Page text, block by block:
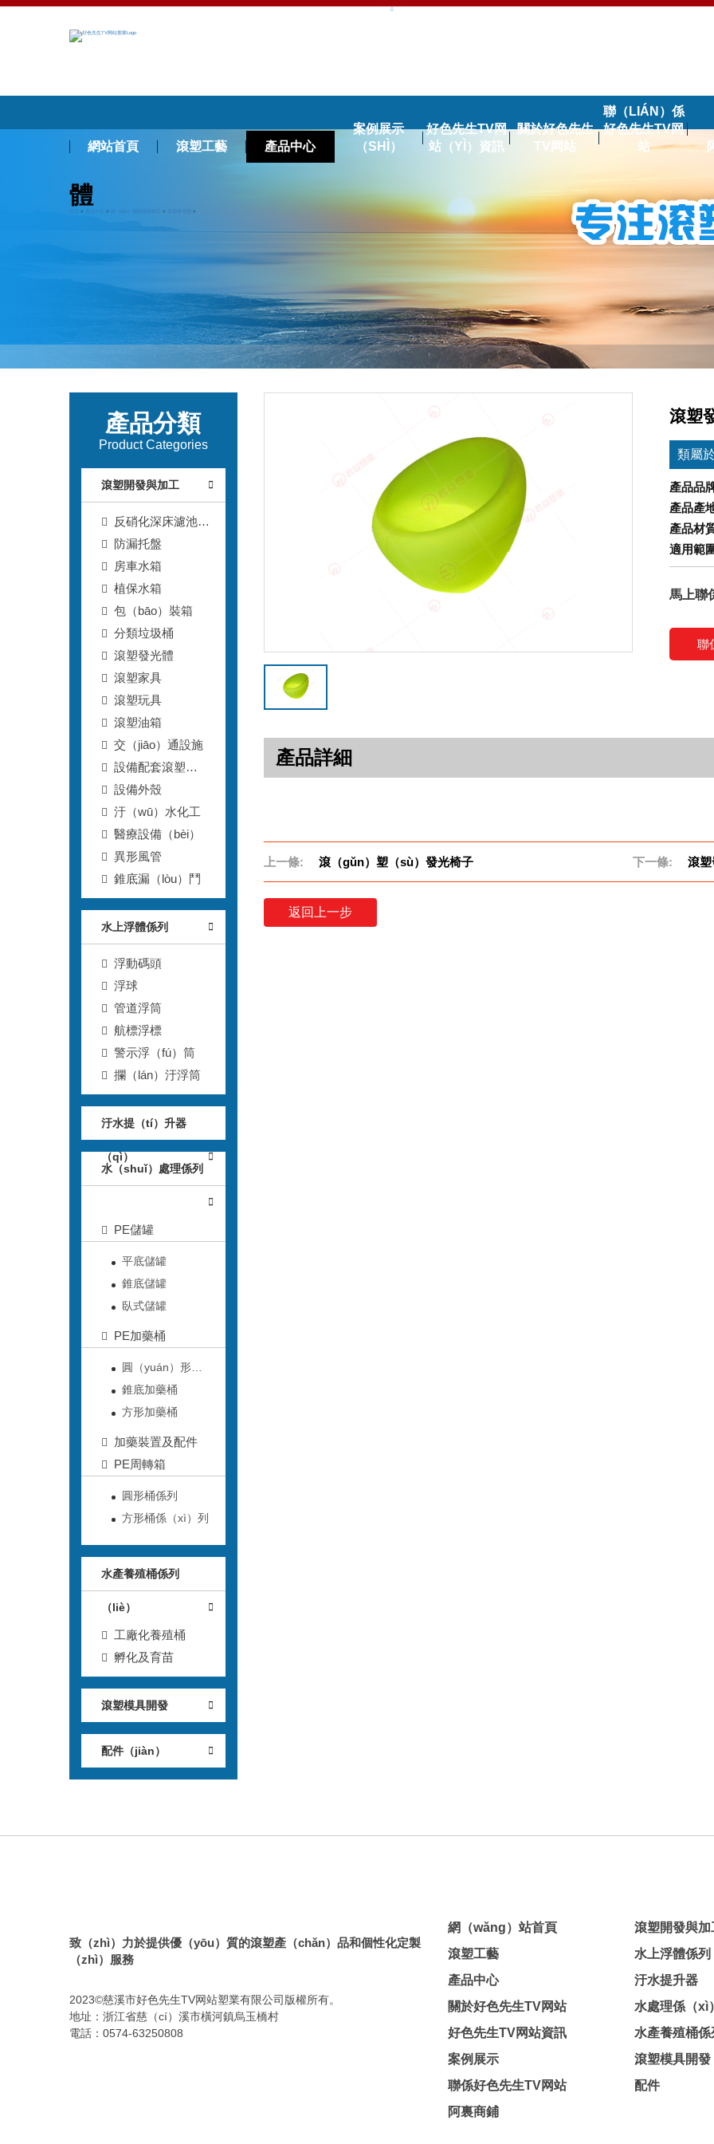
網站首頁 滾塑工藝 產品中心
案例展示
（SHÌ）
好色先生TV网
站（YÌ）資訊
關於好色先生
TV网站
聯（LIÁN）係
好色先生TV网
站
體
> > > >
產品分類
Product Categories
滾塑開發與加工
反硝化深床濾池T
型濾（lǜ）磚
防漏托盤
房車水箱
植保水箱
包（bāo）裝箱
分類垃圾桶
滾塑發光體
滾塑家具
滾塑玩具
滾塑油箱
交（jiāo）通設施
設備配套滾塑
（sù）箱（xiāng）
設備外殼
汙（wū）水化工
醫療設備（bèi）
異形風管
錐底漏（lòu）鬥
水上浮體係列
浮動碼頭
浮球
管道浮筒
航標浮標
警示浮（fú）筒
攔（lán）汙浮筒
汙水提（tí）升器
（qì）
水（shuǐ）處理係列
PE儲罐
平底儲罐
錐底儲罐
臥式儲罐
PE加藥桶
圓（yuán）形加
（jiā）藥（yào）桶
錐底加藥桶
方形加藥桶
加藥裝置及配件
PE周轉箱
圓形桶係列
方形桶係（xì）列
水產養殖桶係列
（liè）
工廠化養殖桶
孵化及育苗
滾塑模具開發
配件（jiàn）
滾塑
類屬於
產品品
產品產
產品材
適用範
馬上聯
聯
產品詳細
上一條: 滾（gǔn）塑（sù）發光椅子 下一條: 滾
返回上一步
致（zhì）力於提供優（yōu）質的滾塑產（chǎn）品和個性化定製
（zhì）服務
2023©慈溪市好色先生TV网站塑業有限公司版權所有。
地址：浙江省慈（cí）溪市橫河鎮烏玉橋村
電話：0574-63250808
網（wǎng）站首頁
滾塑工藝
產品中心
關於好色先生TV网站
好色先生TV网站資訊
案例展示
聯係好色先生TV网站
阿裏商鋪
滾塑開發與加
水上浮體係列
汙水提升器
水處理係（xì
水產養殖桶係
滾塑模具開發
配件